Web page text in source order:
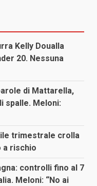
Kelly Doualla
20. Nessuna
di Mattarella,
spalle. Meloni:
trimestrale crolla
a rischio
controlli fino al 7
Meloni: “No ai